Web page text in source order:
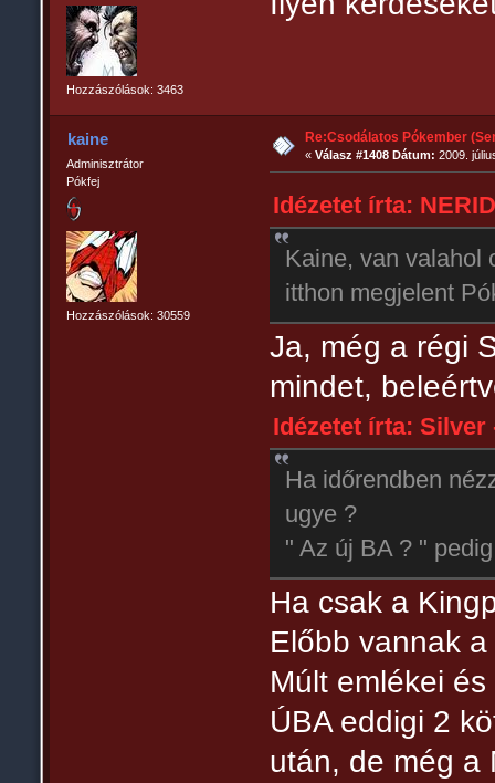
Hozzászólások: 3463
kaine
Adminisztrátor
Pókfej
Hozzászólások: 30559
Re:Csodálatos Pókember
«Válasz #1408 Dátum: 2009.
Idézetet írta:
Kaine, van valahol
itthon megjelent
Ja, még a régi
mindet,
Idézetet írta: Silver
Ha időrendben
ugye ?
" Az új BA ? "
Ha csak a
Előbb vannak
Múlt emlékei
ÚBA eddigi 2
után, de még a